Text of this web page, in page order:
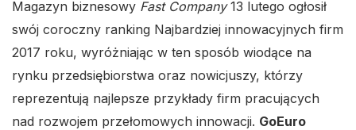
Magazyn biznesowy Fast Company13 lutego ogłosił
swój coroczny ranking Najbardziej innowacyjnych firm
2017 roku, wyróżniając w ten sposób wiodące na
rynku przedsiębiorstwa oraz nowicjuszy, którzy
reprezentują najlepsze przykłady firm pracujących
nad rozwojem przełomowych innowacji. GoEuro